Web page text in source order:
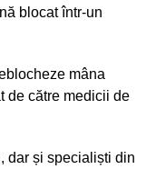
blocat într-un
mâna
de către medicii de
dar și specialiști din